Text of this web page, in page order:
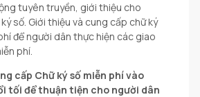
tuyên truyền, giới thiệu cho
số. Giới thiệu và cung cấp chữ ký
để người dân thực hiện các giao
phí.
cấp Chữ ký số miễn phí vào
tối để thuận tiện cho người dân